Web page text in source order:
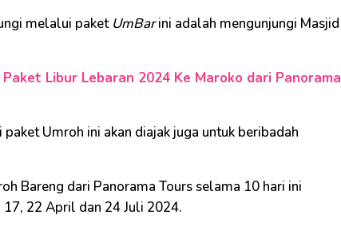
melalui paket UmBarini adalah mengunjungi Masjid
Libur Lebaran 2024 Ke Maroko dari Panorama
Umroh ini akan diajak juga untuk beribadah
Bareng dari Panorama Tours selama 10 hari ini
22 April dan 24 Juli 2024.